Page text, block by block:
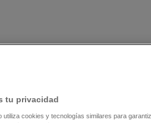
geográfica de sus
tus resultados de
contactos” y buscar
tu privacidad
utiliza cookies y tecnologías similares para